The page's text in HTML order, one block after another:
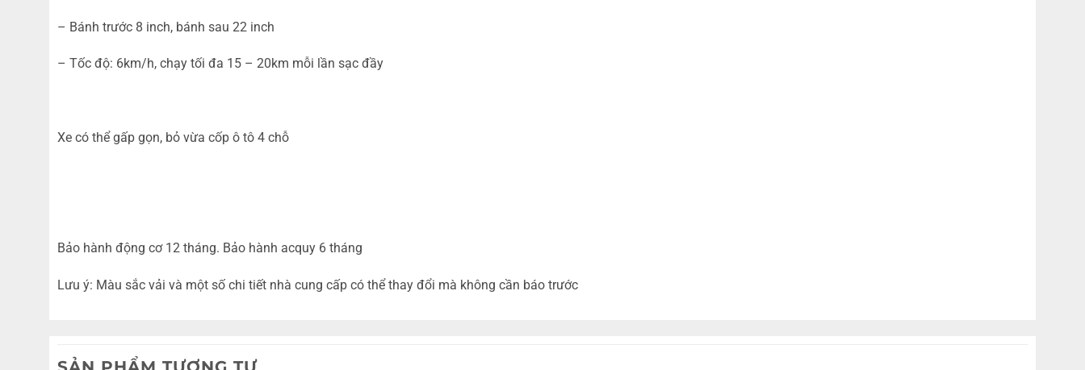
– Bánh trước 8 inch, bánh sau 22 inch
– Tốc độ: 6km/h, chạy tối đa 15 – 20km mỗi lần sạc đầy
Xe có thể gấp gọn, bỏ vừa cốp ô tô 4 chỗ
Bảo hành động cơ 12 tháng. Bảo hành acquy 6 tháng
Lưu ý: Màu sắc vải và một số chi tiết nhà cung cấp có thể thay đổi mà không cần báo trước